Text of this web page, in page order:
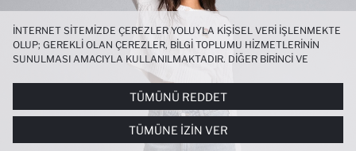
İNTERNET SITEMIZDE ÇEREZLER YOLUYLA KIŞISEL VERI IŞLENMEKTE
OLUP; GEREKLI OLAN ÇEREZLER, BILGI TOPLUMU HIZMETLERININ
SUNULMASI AMACIYLA KULLANILMAKTADIR. DIĞER BIRINCI VE
ÜÇÜNCÜ TARAF ÇEREZLER ISE SIZE DAHA IYI BIR ALIŞVERIŞ
DENEYIMI SUNULABILMESI, SITEMIZIN DAHA IŞLEVSEL KILINMASI VE
KIŞISELLEŞTIRMESI VE AÇIK RIZA VERMENIZ HALINDE, SIZLERE
YÖNELIK PAZARLAMA FAALIYETLERININ YAPILMASI AMAÇLARIYLA
SINIRLI OLARAK KULLANILACAKTIR. ÇEREZLERE DAIR TERCIHLERINIZI
ÇEREZ TERCIHLERIPANELI ARACILIĞIYLA HER ZAMAN YÖNETEBILIR,
TÜMÜNÜ REDDET
TÜMÜNE İZIN VER